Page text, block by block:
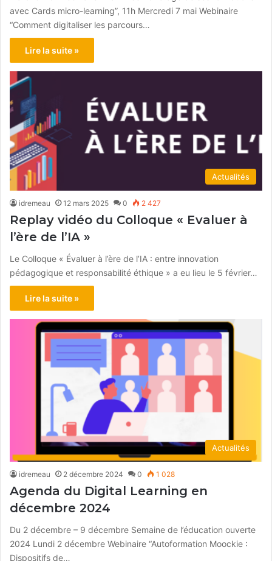
avec Cards micro-learning”, 11h Mercredi 7 mai Webinaire
“Comment digitaliser les parcours…
Lire la suite »
Actualités
idremeau 12 mars 2025 0 2 427
Replay vidéo du Colloque « Evaluer à
l’ère de l’IA »
Le Colloque « Évaluer à l’ère de l’IA : entre innovation
pédagogique et responsabilité éthique » a eu lieu le 5 février…
Lire la suite »
Actualités
idremeau 2 décembre 2024 0 1 028
Agenda du Digital Learning en
décembre 2024
Du 2 décembre – 9 décembre Semaine de l’éducation ouverte
2024 Lundi 2 décembre Webinaire “Autoformation Moockie :
Dispositifs de…